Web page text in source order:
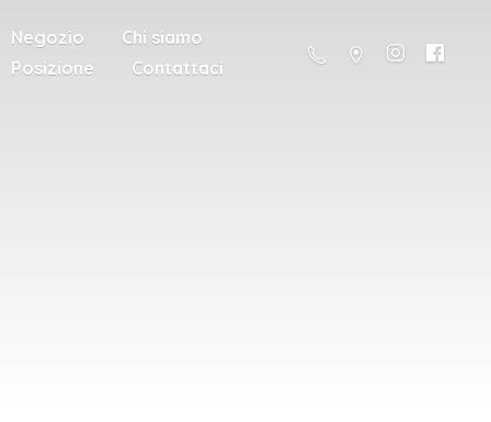
Negozio
Chi siamo
Posizione
Contattaci